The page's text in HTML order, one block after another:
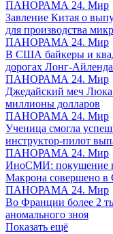
ПАНОРАМА 24. Мир
Завление Китая о
для производства
ПАНОРАМА 24. Мир
В США байкеры и
дорогах Лонг-Айленда
ПАНОРАМА 24. Мир
Джедайский меч Люка
миллионы долларов
ПАНОРАМА 24. Мир
Ученица смогла
инструктор-пилот
ПАНОРАМА 24. Мир
ИноСМИ: покушение
Макрона совершено в
ПАНОРАМА 24. Мир
Во Франции более 2
аномального зноя
Показать ещё